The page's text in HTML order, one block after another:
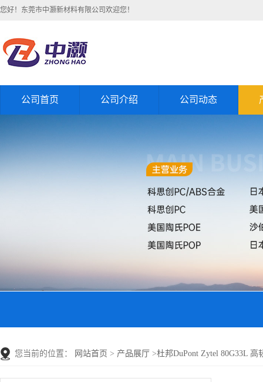
您好！东莞市中灏新材料有限公司欢迎您！
公司首页 公司介绍 公司动态
您当前的位置： 网站首页 > 产品展厅 >杜邦DuPont Zytel 80G33L 高